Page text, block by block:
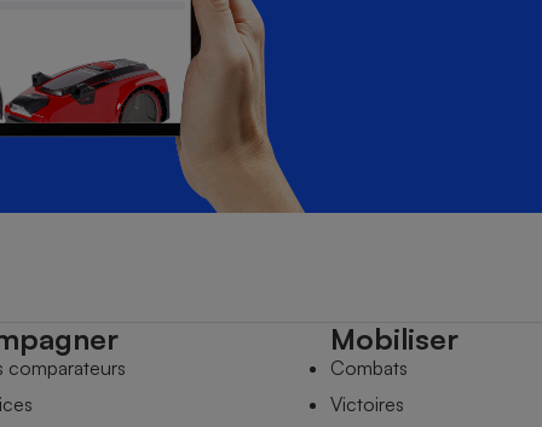
comparateurs
Mobiliser
Combats
Victoires